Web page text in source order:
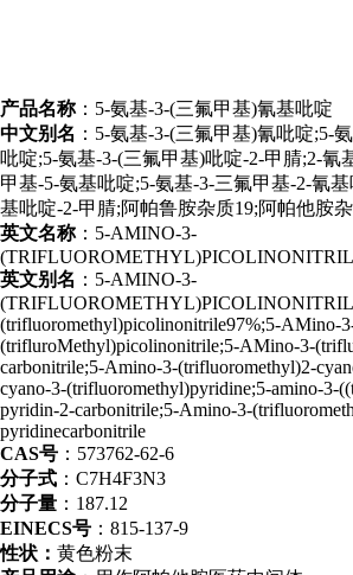
产品名称：5-氨基-3-(三氟甲基)氰基吡啶
中文别名 ：5-氨基-3-(三氟甲基)氰吡啶;5-
吡啶;5-氨基-3-(三氟甲基)吡啶-2-甲腈;2-氰
甲基-5-氨基吡啶;5-氨基-3-三氟甲基-2-氰
基吡啶-2-甲腈;阿帕鲁胺杂质19;阿帕他胺
英文名称：5-AMINO-3-
英文别名 ：5-AMINO-3-
(trifluoromethyl)picolinonitrile97%;5-AMino-
(trifluroMethyl)picolinonitrile;5-AMino-3-
carbonitrile;5-Amino-3-(trifluoromethyl)2-
cyano-3-(trifluoromethyl)pyridine;5-amino-3-
pyridin-2-carbonitrile;5-Amino-3-
pyridinecarbonitrile
CAS号 ：573762-62-6
分子式 ：C7H4F3N3
分子量 ：187.12
EINECS号 ：815-137-9
性状： 黄色粉末